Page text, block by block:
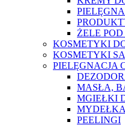
ŻELE
KOSMETYKI
KOSMETYKI
PIELĘGNACJA
MASŁA,
MGIEŁKI
MYDEŁKA
PEELINGI